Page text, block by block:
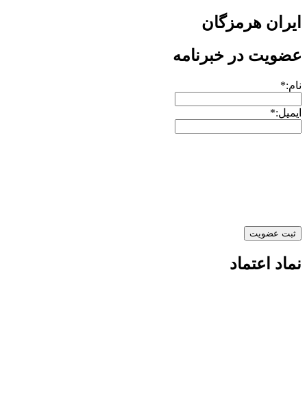
ایران هرمزگان
عضویت در خبرنامه
نام:*
ایمیل:*
نماد اعتماد